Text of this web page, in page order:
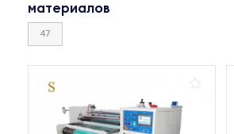
материалов
47